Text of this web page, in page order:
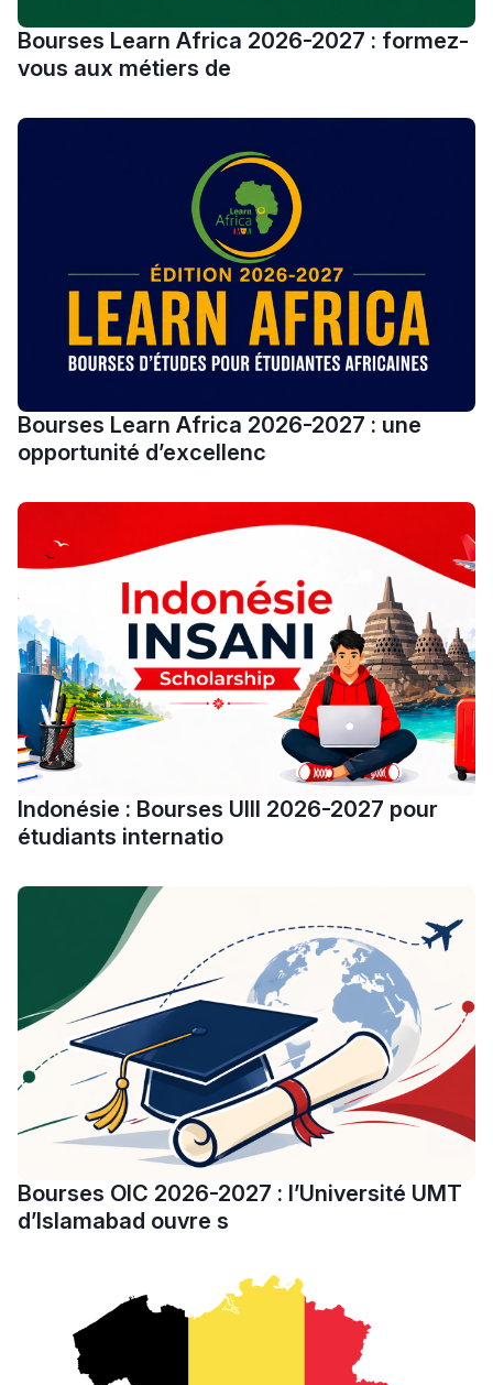
Ki Derti Liha
باش تقدر تساعد الناس
يلقاو التوازن من الدّاخل
ومن الخارج، بشرى
أمسكين بنات مسارها
خطوة بخطوة - مترجم
القراية و الخدمة فمجال
تقويم البصر مع المختصّة
مريم الزواكي
مسار عبد العزيز فتيشي،
المبدع فمجال الديكور و
النحت اللي كيحلم يحيي
سقطت فالباك و سنة
2011 بدّلاتني بزّاف، مسار
إلياس أريدال، إطار
فمنظّمة دولية
مهنة التّرجمة، العمل
التّطوّعي، التّشبيك و
أشياء أخرى مع مامودو
سامورا
بطلة المغرب فالقفز
الطولي، ملاك البردع
كتحكي على تجربتها
Bourses Learn Africa 2026-2027 : formez-
vous aux métiers de
Bourses Learn Africa 2026-2027 : une
opportunité d’excellenc
Indonésie : Bourses UIII 2026-2027 pour
étudiants internatio
Bourses OIC 2026-2027 : l’Université UMT
d’Islamabad ouvre s